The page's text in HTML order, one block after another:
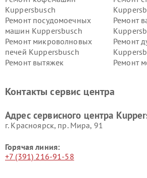
Kuppersbusch
Ремонт посудомоечных
машин Kuppersbusch
Ремонт
Ремонт микроволновых
печей Kuppersbusch
Ремонт
Ремонт вытяжек
Ремонт
Kuppersbusch
Ремонт сушильных машин
Контакты сервис центра
Адрес сервисного центра
г. Красноярск, ​пр. Мира, 91
Горячая линия:
+7 (391) 216-91-58